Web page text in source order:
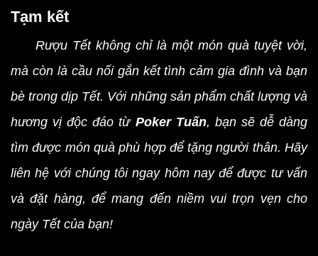
Tạm kết
Rượu Tết không chỉ là một món quà tuyệt vời,
mà còn là cầu nối gắn kết tình cảm gia đình và bạn
bè trong dịp Tết. Với những sản phẩm chất lượng và
hương vị độc đáo từ Poker Tuấn, bạn sẽ dễ dàng
tìm được món quà phù hợp để tặng người thân. Hãy
liên hệ với chúng tôi ngay hôm nay để được tư vấn
và đặt hàng, để mang đến niềm vui trọn vẹn cho
ngày Tết của bạn!